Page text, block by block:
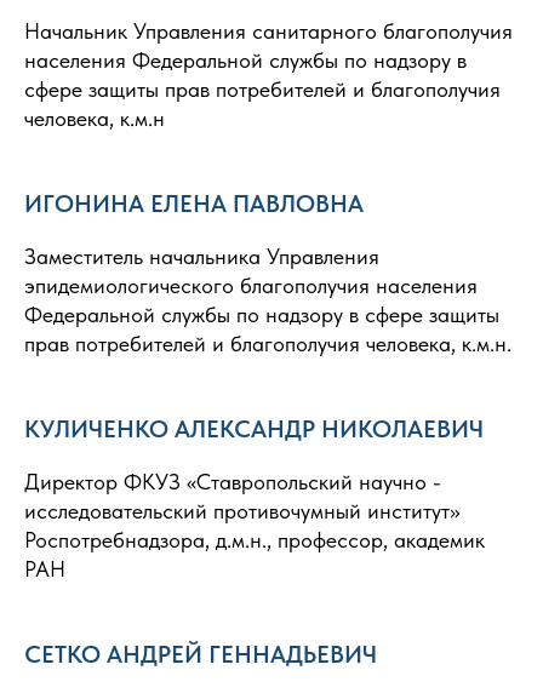
Начальник Управления санитарного благополучия
населения Федеральной службы по надзору в
сфере защиты прав потребителей и благополучия
человека, к.м.н
ИГОНИНА ЕЛЕНА ПАВЛОВНА
Заместитель начальника Управления
эпидемиологического благополучия населения
Федеральной службы по надзору в сфере защиты
прав потребителей и благополучия человека, к.м.н.
КУЛИЧЕНКО АЛЕКСАНДР НИКОЛАЕВИЧ
Директор ФКУЗ «Ставропольский научно -
исследовательский противочумный институт»
Роспотребнадзора, д.м.н., профессор, академик
РАН
СЕТКО АНДРЕЙ ГЕННАДЬЕВИЧ